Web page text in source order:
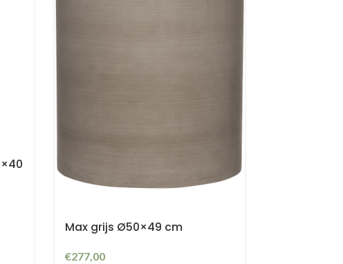
Max grijs Ø50×49 cm
€277,00